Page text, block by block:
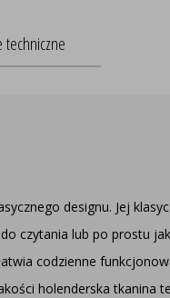
techniczne
designu. Jej
czytania lub po prostu
codzienne
holenderska tkanina